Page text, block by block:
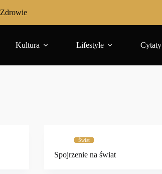
Zdrowie
Kultura Lifestyle Cytaty
Świat
Spojrzenie na świat